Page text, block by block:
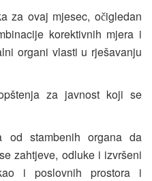
za ovaj mjesec, očigledan
korektivnih mjera i
organi vlasti u rješavanju
za javnost koji se
od stambenih organa da
zahtjeve, odluke i izvršeni
i poslovnih prostora i